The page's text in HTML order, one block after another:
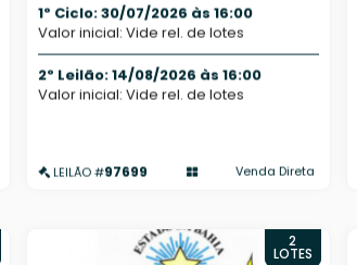
1º Ciclo: 30/07/2026 às 16:00
Valor inicial: Vide rel. de lotes
2º Leilão: 14/08/2026 às 16:00
Valor inicial: Vide rel. de lotes
LEILÃO #97699 Venda Direta
2
LOTES